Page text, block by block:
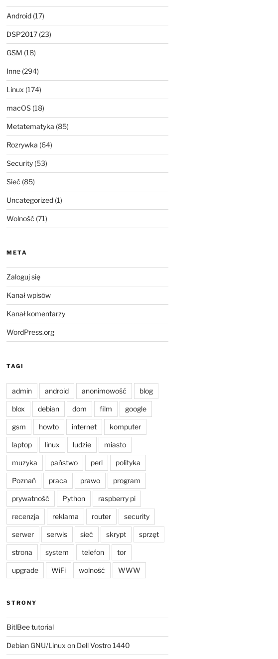
Android(17)
DSP2017(23)
GSM (18)
Inne(294)
Linux (174)
macOS(18)
Metatematyka (85)
Rozrywka (64)
Security(53)
Sieć (85)
Uncategorized(1)
Wolność (71)
META
Zaloguj się
Kanał wpisów
Kanał komentarzy
WordPress.org
TAGI
admin android anonimowość blog
blox debian dom film google
gsm howto internet komputer
laptop linux ludzie miasto
muzyka państwo perl polityka
Poznań praca prawo program
prywatność Python raspberry pi
recenzja reklama router security
serwer serwis sieć skrypt sprzęt
strona system telefon tor
upgrade WiFi wolność WWW
STRONY
BitlBee tutorial
Debian GNU/Linux on Dell Vostro 1440